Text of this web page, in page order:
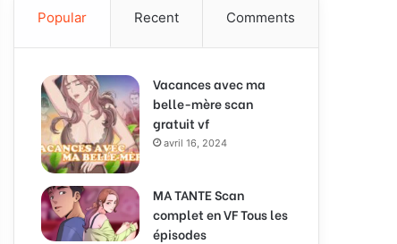
Popular Recent Comments
Vacances avec ma
belle-mère scan
gratuit vf
avril 16, 2024
MA TANTE Scan
complet en VF Tous les
épisodes